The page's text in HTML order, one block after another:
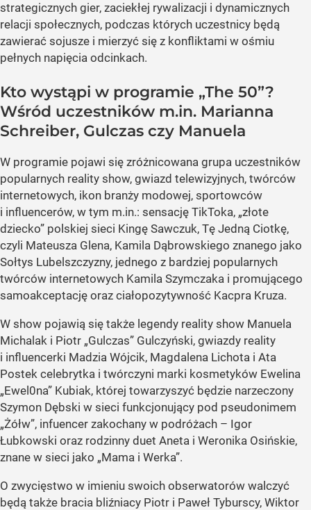
strategicznych gier, zaciekłej rywalizacji i dynamicznych
relacji społecznych, podczas których uczestnicy będą
zawierać sojusze i mierzyć się z konfliktami w ośmiu
pełnych napięcia odcinkach.
Kto wystąpi w programie „The 50”?
Wśród uczestników m.in. Marianna
Schreiber, Gulczas czy Manuela
W programie pojawi się zróżnicowana grupa uczestników
popularnych reality show, gwiazd telewizyjnych, twórców
internetowych, ikon branży modowej, sportowców
i influencerów, w tym m.in.: sensację TikToka, „złote
dziecko” polskiej sieci Kingę Sawczuk, Tę Jedną Ciotkę,
czyli Mateusza Glena, Kamila Dąbrowskiego znanego jako
Sołtys Lubelszczyzny, jednego z bardziej popularnych
twórców internetowych Kamila Szymczaka i promującego
samoakceptację oraz ciałopozytywność Kacpra Kruza.
W show pojawią się także legendy reality show Manuela
Michalak i Piotr „Gulczas” Gulczyński, gwiazdy reality
i influencerki Madzia Wójcik, Magdalena Lichota i Ata
Postek celebrytka i twórczyni marki kosmetyków Ewelina
„Ewel0na” Kubiak, której towarzyszyć będzie narzeczony
Szymon Dębski w sieci funkcjonujący pod pseudonimem
„Żółw”, infuencer zakochany w podróżach – Igor
Łubkowski oraz rodzinny duet Aneta i Weronika Osińskie,
znane w sieci jako „Mama i Werka”.
O zwycięstwo w imieniu swoich obserwatorów walczyć
będą także bracia bliźniacy Piotr i Paweł Tyburscy, Wiktor